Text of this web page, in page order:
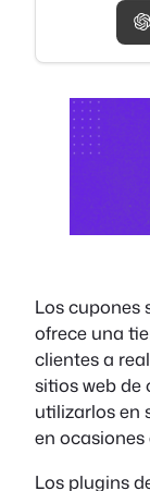
Los cupones
ofrece una
clientes a
sitios web
utilizarlos en
en ocasiones
Los plugins